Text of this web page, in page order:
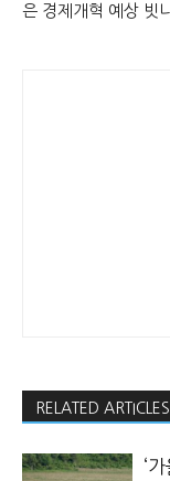
은 경제개혁 예상 빗
RELATED ARTICLES
‘